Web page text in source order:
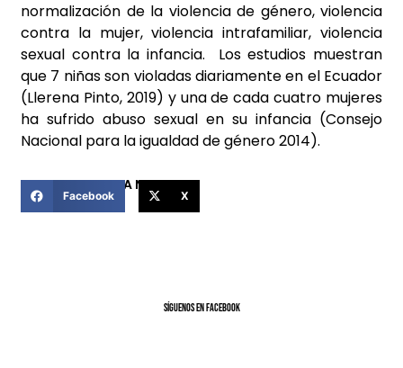
normalización de la violencia de género, violencia
contra la mujer, violencia intrafamiliar, violencia
sexual contra la infancia. Los estudios muestran
que 7 niñas son violadas diariamente en el Ecuador
(Llerena Pinto, 2019) y una de cada cuatro mujeres
ha sufrido abuso sexual en su infancia (Consejo
Nacional para la igualdad de género 2014).
COMPARTIR ESTA NOTICIA
Facebook X
SíGUENOS EN FACEBOOK